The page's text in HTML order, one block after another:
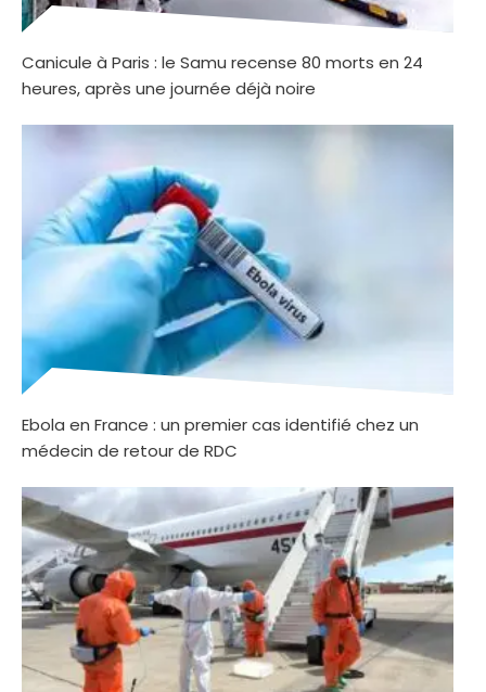
Canicule à Paris : le Samu recense 80 morts en 24
heures, après une journée déjà noire
Ebola en France : un premier cas identifié chez un
médecin de retour de RDC